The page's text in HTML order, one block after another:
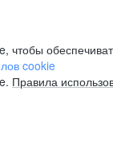
cookie
Правила